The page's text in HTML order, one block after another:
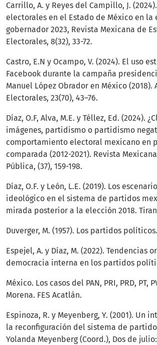
Carrillo, A. y Reyes del Campillo, J.
electorales en el Estado de México en la
gobernador 2023, Revista Mexicana de
Electorales, 8(32), 33-72.
Castro, E.N y Ocampo, V. (2024). El uso
Facebook durante la campaña
Manuel López Obrador en México (2018).
Electorales, 23(70), 43–76.
Díaz, O.F, Alva, M.E. y Téllez, Ed. (2024).
imágenes, partidismo o partidismo
comportamiento electoral mexicano en
comparada (2012-2021). Revista
Pública, (37), 159-198.
Díaz, O.F. y León, L.E. (2019). Los
ideológico en el sistema de partidos
mirada posterior a la elección 2018.
Duverger, M. (1957). Los partidos
Espejel, A. y Díaz, M. (2022). Tendencias
democracia interna en los partidos
México. Los casos del PAN, PRI, PRD, PT,
Morena. FES Acatlán.
Espinoza, R. y Meyenberg, Y. (2001). Un
la reconfiguración del sistema de
Yolanda Meyenberg (Coord.), Dos de